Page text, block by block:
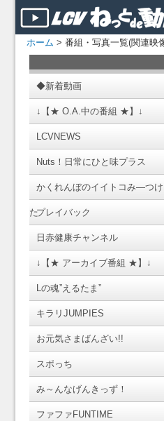
ホーム > 番組・写真一覧(関連映
◆新着動画
↓【★ O.A.中の番組 ★】↓
LCVNEWS
Nuts！日常にひと味プラス
かくれんぼのイイトコみ―つけ
たプレイバック
日赤健康チャンネル
↓【★ アーカイブ番組 ★】↓
Lの魂”えるたま”
キラリJUMPIES
お元気さまばんざい!!
スポっち
み～んなげんきっず！
ファファFUNTIME